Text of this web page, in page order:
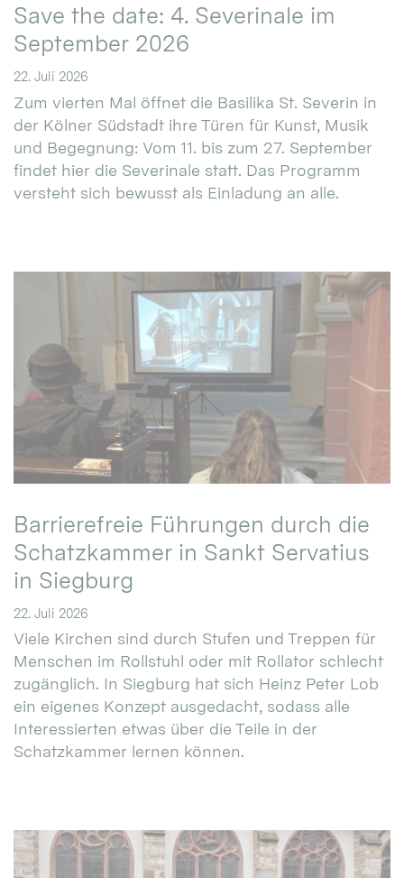
Save the date: 4. Severinale im
September 2026
22. Juli 2026
Zum vierten Mal öffnet die Basilika St. Severin in
der Kölner Südstadt ihre Türen für Kunst, Musik
und Begegnung: Vom 11. bis zum 27. September
findet hier die Severinale statt. Das Programm
versteht sich bewusst als Einladung an alle.
Barrierefreie Führungen durch die
Schatzkammer in Sankt Servatius
in Siegburg
22. Juli 2026
Viele Kirchen sind durch Stufen und Treppen für
Menschen im Rollstuhl oder mit Rollator schlecht
zugänglich. In Siegburg hat sich Heinz Peter Lob
ein eigenes Konzept ausgedacht, sodass alle
Interessierten etwas über die Teile in der
Schatzkammer lernen können.